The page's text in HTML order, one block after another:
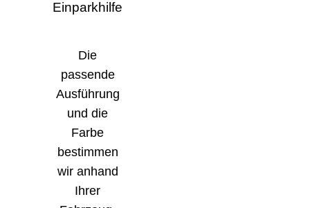
Einparkhilfe
Die
passende
Ausführung
und die
Farbe
bestimmen
wir anhand
Ihrer